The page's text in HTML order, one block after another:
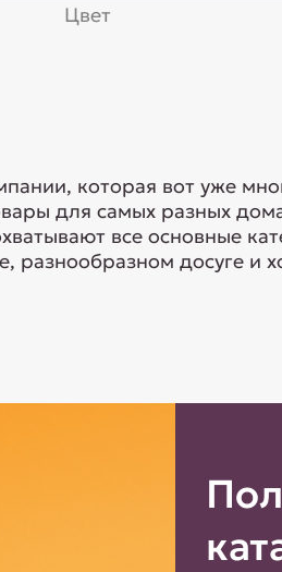
Цвет
которая вот уже
для самых разных
все основные
разнообразном досуге и